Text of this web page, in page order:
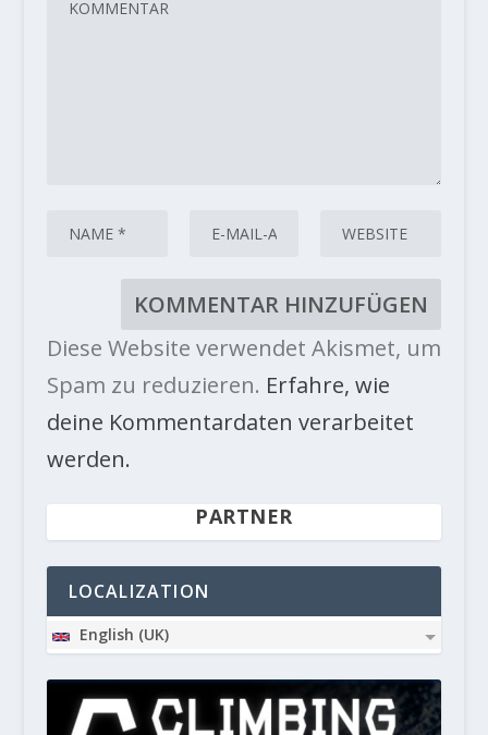
Diese Website verwendet Akismet, um
Spam zu reduzieren. Erfahre, wie
deine Kommentardaten verarbeitet
werden.
PARTNER
LOCALIZATION
English (UK)